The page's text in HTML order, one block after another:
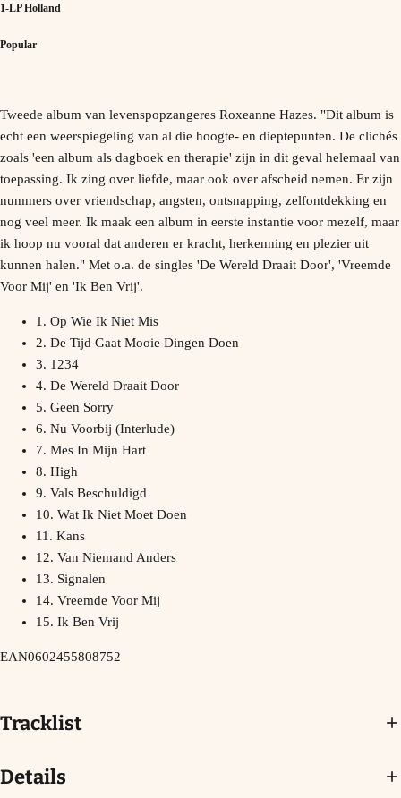
1-LP Holland
Popular
Tweede album van levenspopzangeres Roxeanne Hazes. "Dit album is
echt een weerspiegeling van al die hoogte- en dieptepunten. De clichés
zoals 'een album als dagboek en therapie' zijn in dit geval helemaal van
toepassing. Ik zing over liefde, maar ook over afscheid nemen. Er zijn
nummers over vriendschap, angsten, ontsnapping, zelfontdekking en
nog veel meer. Ik maak een album in eerste instantie voor mezelf, maar
ik hoop nu vooral dat anderen er kracht, herkenning en plezier uit
kunnen halen." Met o.a. de singles 'De Wereld Draait Door', 'Vreemde
Voor Mij' en 'Ik Ben Vrij'.
1. Op Wie Ik Niet Mis
2. De Tijd Gaat Mooie Dingen Doen
3. 1234
4. De Wereld Draait Door
5. Geen Sorry
6. Nu Voorbij (Interlude)
7. Mes In Mijn Hart
8. High
9. Vals Beschuldigd
10. Wat Ik Niet Moet Doen
11. Kans
12. Van Niemand Anders
13. Signalen
14. Vreemde Voor Mij
15. Ik Ben Vrij
EAN0602455808752
Tracklist
Details